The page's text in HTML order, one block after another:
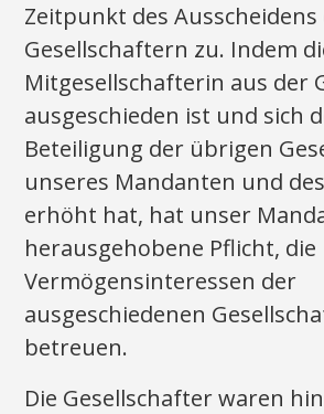
Zeitpunkt des
Gesellschaftern zu. Indem
Mitgesellschafterin aus der
ausgeschieden ist und sich
Beteiligung der übrigen
unseres Mandanten und
erhöht hat, hat unser
herausgehobene Pflicht, die
Vermögensinteressen der
ausgeschiedenen
betreuen.
Die Gesellschafter waren